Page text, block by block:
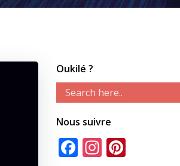
Oukilé ?
Nous suivre
Facebook
Instagram